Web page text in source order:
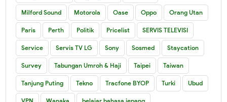
Milford Sound Motorola Oase Oppo Orang Utan
Paris Perth Politik Pricelist SERVIS TELEVISI
Service Servis TV LG Sony Sosmed Staycation
Survey Tabungan Umroh & Haji Taipei Taiwan
Tanjung Puting Tekno Tracfone BYOP Turki Ubud